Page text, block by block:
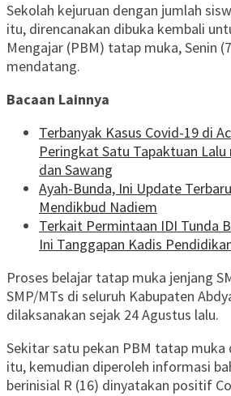
Sekolah kejuruan dengan jumlah
itu, direncanakan dibuka kembali
Mengajar (PBM) tatap muka, Senin
mendatang.
Bacaan Lainnya
Terbanyak Kasus Covid-19 di
Peringkat Satu Tapaktuan Lalu
dan Sawang
Ayah-Bunda, Ini Update
Mendikbud Nadiem
Terkait Permintaan IDI Tunda
Ini Tanggapan Kadis
Proses belajar tatap muka jenjang
SMP/MTs di seluruh Kabupaten
dilaksanakan sejak 24 Agustus lalu.
Sekitar satu pekan PBM tatap
itu, kemudian diperoleh informasi
berinisial R (16) dinyatakan positif